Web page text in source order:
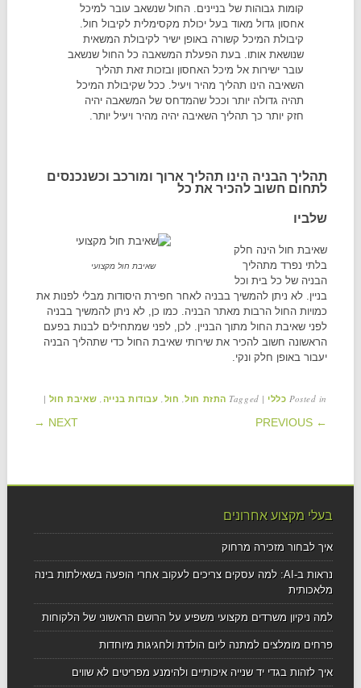
קומות גבוהות של בניינים. החול שנשאב עובר למיכל
אחסון גדול מאוד בעל יכולת מקסימלית לקיבול חול.
קיבולת המיכל קשורה באופן ישיר לקיבולת המשאית
שנושאת אותו. בעת הפעלת המשאבה כל החול שנשאב
עובר ישירות אל מיכל האחסון ובזכות זאת תהליך
השאיבה הינו תהליך מהיר ויעיל. ככל שקיבולת המיכל
תהיה גדולה יותר וככל שהמדחס של המשאבה יהיה
חזק יותר כך תהליך השאיבה יהיה מהיר ויעיל יותר.
תהליך הבניה הינו תהליך ארוך ומורכב וכשנכנסים
לתחום חשוב להכיר את כל
שאיבת חול מקצועי
שלביו
שאיבת חול הינה חלק
בלתי נפרד מתהליך
הבניה של כל בית וכל
בניין. לא ניתן להמשיך בבניה לאחר חפירת היסודות מבלי לפנות את
כמויות החול הרבות מאתר הבניה. כמו כן, לא ניתן להמשיך בבניה
לפני שאיבת החול מתוך הבניין. לכן, לפני שמתחילים לבנות בפעם
הראשונה חשוב להכיר את שירותי שאיבת החול כדי שתהליך הבניה
יעבור באופן חלק ונקי.
Posted in כללי |
Tagged התזת חול, חול, עבודות בנייה, שאיבת חול |
POST NAVIGATION
← PREVIOUS
NEXT →
בעלי מקצוע אחרונים
איך לבחור מזכירה מרחוק
נראות ב-AI: למה עסקים צריכים לעקוב אחרי הופעה בשאילתות בינה
מלאכותית
למה ניקיון משרדים מקצועי משפיע על הרושם הראשוני של הלקוחות
פרחים מומלצים למתנה ליום הולדת ולחגיגות מיוחדות
איך לזהות בגדי יד שנייה איכותיים ולהימנע מפריטים לא שווים